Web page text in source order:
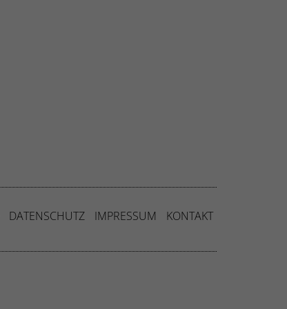
DATENSCHUTZ IMPRESSUM KONTAKT